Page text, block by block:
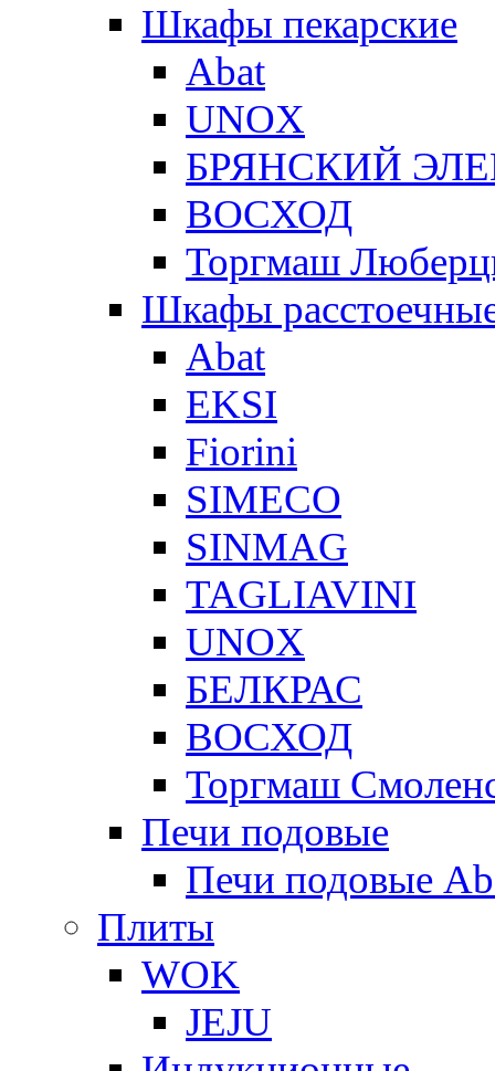
Шкафы пекарские
Abat
UNOX
БРЯНСКИЙ
ВОСХОД
Торгмаш
Шкафы
Abat
EKSI
Fiorini
SIMECO
SINMAG
TAGLIAVINI
UNOX
БЕЛКРАС
ВОСХОД
Торгмаш
Печи подовые
Печи подовые
Плиты
WOK
JEJU